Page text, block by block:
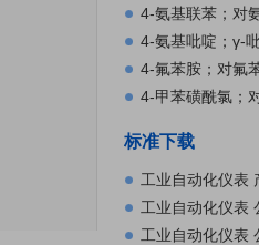
苯；3-氯-1-硝基
4-氨基联苯；对
4-氨基吡啶；γ-
4-氟苯胺；对氟
4-甲苯磺酰氯；
标准下载
工业自动化仪表
19993.PDF
工业自动化仪表
工业自动化仪表